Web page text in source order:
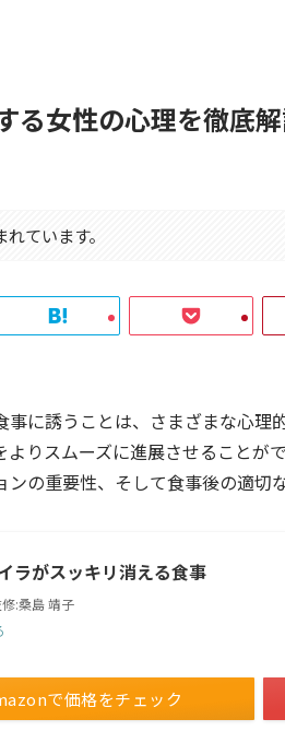
る女性の心理を徹底解
ています。
に誘うことは、さまざまな心理
りスムーズに進展させることが
の重要性、そして食事後の適切
ラがスッキリ消える食事
:桑島 靖子
で価格をチェック